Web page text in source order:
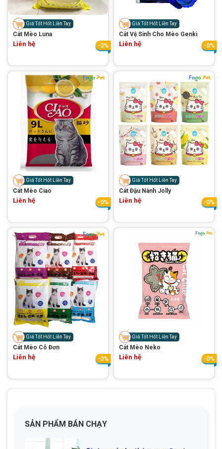
spa cho thú cưng
Thông tin về chó
Thông tin về mèo
CHÍNH SÁCH
Chính sách mua hàng Chính sách vận chuyển
Chính sách bảo hành Chính sách bảo mật
Chính sách đổi trả
LIÊN HỆ
TỔNG ĐÀI TƯ VẤN
0929894774
Giá Tốt Hốt Liền Tay
Cát Mèo Luna
Liên hệ -0%
Giá Tốt Hốt Liền Tay
Cát Vệ Sinh Cho Mèo Genki
Liên hệ -0%
Giá Tốt Hốt Liền Tay
Cát Mèo Ciao
Liên hệ -0%
Giá Tốt Hốt Liền Tay
Cát Đậu Nành Jolly
Liên hệ -0%
Giá Tốt Hốt Liền Tay
Cát Mèo Cô Đơn
Liên hệ -0%
Giá Tốt Hốt Liền Tay
Cát Mèo Neko
Liên hệ -0%
SẢN PHẨM BÁN CHẠY